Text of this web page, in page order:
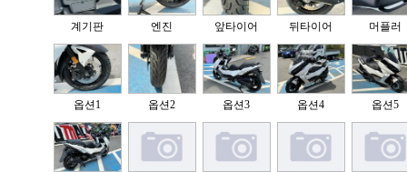
계기판 엔진 앞타이어 뒤타이어 머플러
옵션1 옵션2 옵션3 옵션4 옵션5